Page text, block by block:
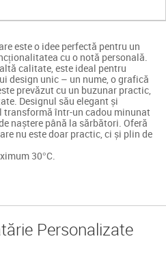
este o idee perfectă pentru un
cu o notă personală.
calitate, este ideal pentru
design unic – un nume, o grafică
prevăzut cu un buzunar practic,
Designul său elegant și
într-un cadou minunat
naștere până la sărbători. Oferă
nu este doar practic, ci și plin de
30°C.
Personalizate